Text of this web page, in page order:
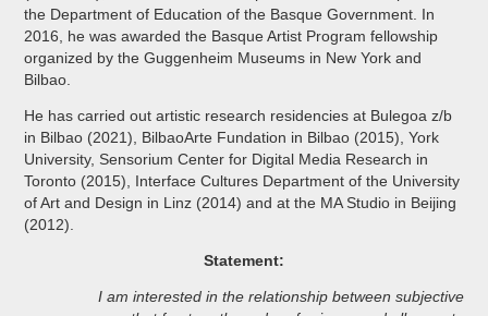
the Department of Education of the Basque Government. In
2016, he was awarded the Basque Artist Program fellowship
organized by the Guggenheim Museums in New York and
Bilbao.
He has carried out artistic research residencies at Bulegoa z/b
in Bilbao (2021), BilbaoArte Fundation in Bilbao (2015), York
University, Sensorium Center for Digital Media Research in
Toronto (2015), Interface Cultures Department of the University
of Art and Design in Linz (2014) and at the MA Studio in Beijing
(2012).
Statement:
I am interested in the relationship between subjective